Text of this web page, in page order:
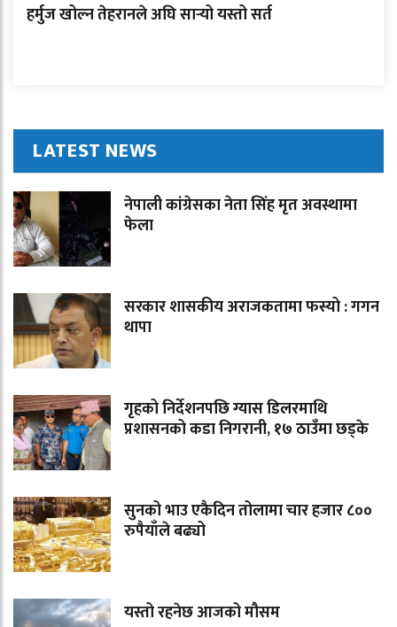
हर्मुज खोल्न तेहरानले अघि सार्‍यो यस्तो सर्त
LATEST NEWS
नेपाली कांग्रेसका नेता सिंह मृत अवस्थामा
फेला
सरकार शासकीय अराजकतामा फस्यो : गगन
थापा
गृहको निर्देशनपछि ग्यास डिलरमाथि
प्रशासनको कडा निगरानी, १७ ठाउँमा छड्के
सुनको भाउ एकैदिन तोलामा चार हजार ८००
रुपैयाँले बढ्यो
यस्तो रहनेछ आजको मौसम